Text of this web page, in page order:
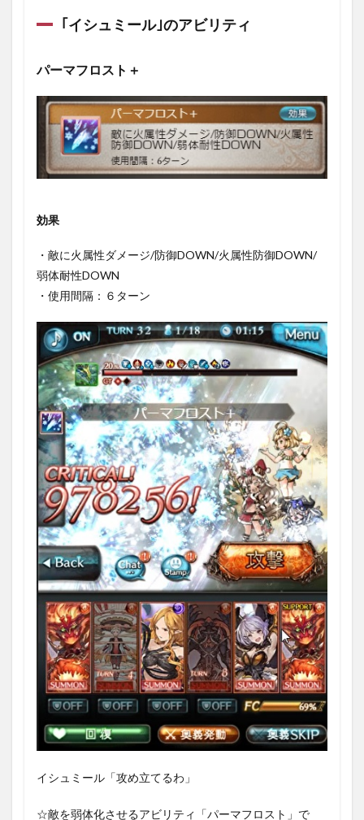
｢イシュミール｣のアビリティ
パーマフロスト＋
効果
・敵に火属性ダメージ/防御DOWN/火属性防御DOWN/
弱体耐性DOWN
・使用間隔：６ターン
イシュミール「攻め立てるわ」
☆敵を弱体化させるアビリティ「パーマフロスト」で